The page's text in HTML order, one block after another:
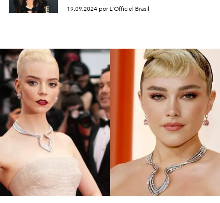
19.09.2024 por L'Officiel Brasil